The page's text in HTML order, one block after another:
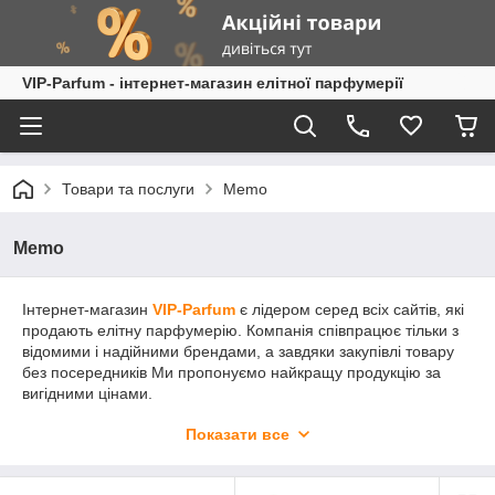
VIP-Parfum - інтернет-магазин елітної парфумерії
Товари та послуги Memo
Memo
Інтернет-магазин VIP-Parfum є лідером серед всіх сайтів, які
продають елітну парфумерію. Компанія співпрацює тільки з
відомими і надійними брендами, а завдяки закупівлі товару
без посередників Ми пропонуємо найкращу продукцію за
вигідними цінами.
як для жінки, так і чоловіки різного віку. Хороші парфуми
Показати все